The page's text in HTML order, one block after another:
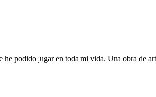
podido jugar en toda mi vida. Una obra de